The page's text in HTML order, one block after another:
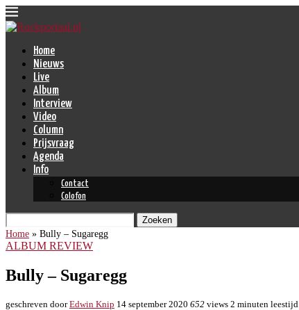
Home
Nieuws
Live
Album
Interview
Video
Column
Prijsvraag
Agenda
Info
Contact
Colofon
Zoeken
Home » Bully – Sugaregg
ALBUM REVIEW
Bully – Sugaregg
geschreven doorEdwin Knip 14 september 2020 652 views 2 minuten leestijd